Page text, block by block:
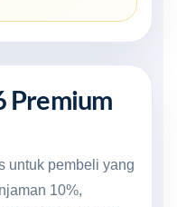
Premium
untuk pembeli yang
10%,